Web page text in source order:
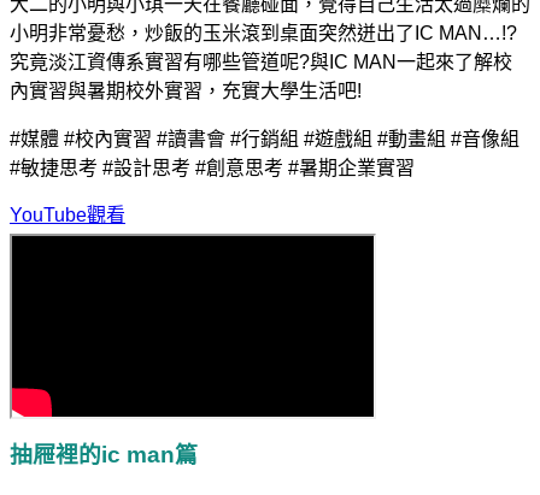
大二的小明與小琪一天在餐廳碰面，覺得自己生活太過糜爛的
小明非常憂愁，炒飯的玉米滾到桌面突然迸出了IC MAN…!?
究竟淡江資傳系實習有哪些管道呢?與IC MAN一起來了解校
內實習與暑期校外實習，充實大學生活吧!
#媒體 #校內實習 #讀書會 #行銷組 #遊戲組 #動畫組 #音像組
#敏捷思考 #設計思考 #創意思考 #暑期企業實習
YouTube觀看
抽屜裡的ic man篇